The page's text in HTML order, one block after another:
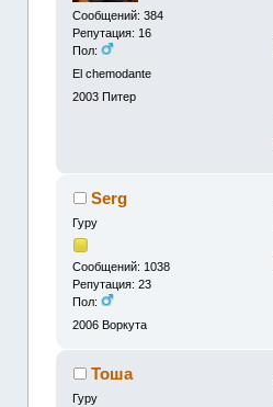
Сообщений: 384
Репутация: 16
Пол:
El chemodante
2003 Питер
Serg
Гуру
Сообщений: 1038
Репутация: 23
Пол:
2006 Воркута
Тоша
Гуру